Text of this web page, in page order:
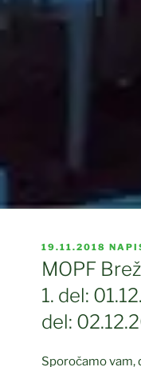
OBJAVLJENO
DNE
19.11.2018
MOPF
1. del:
del:
Sporočamo vam,